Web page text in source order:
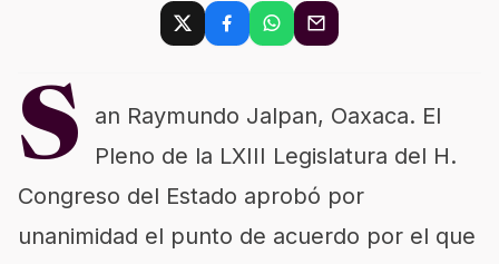
S an Raymundo Jalpan, Oaxaca. El
Pleno de la LXIII Legislatura del H.
Congreso del Estado aprobó por
unanimidad el punto de acuerdo por el que